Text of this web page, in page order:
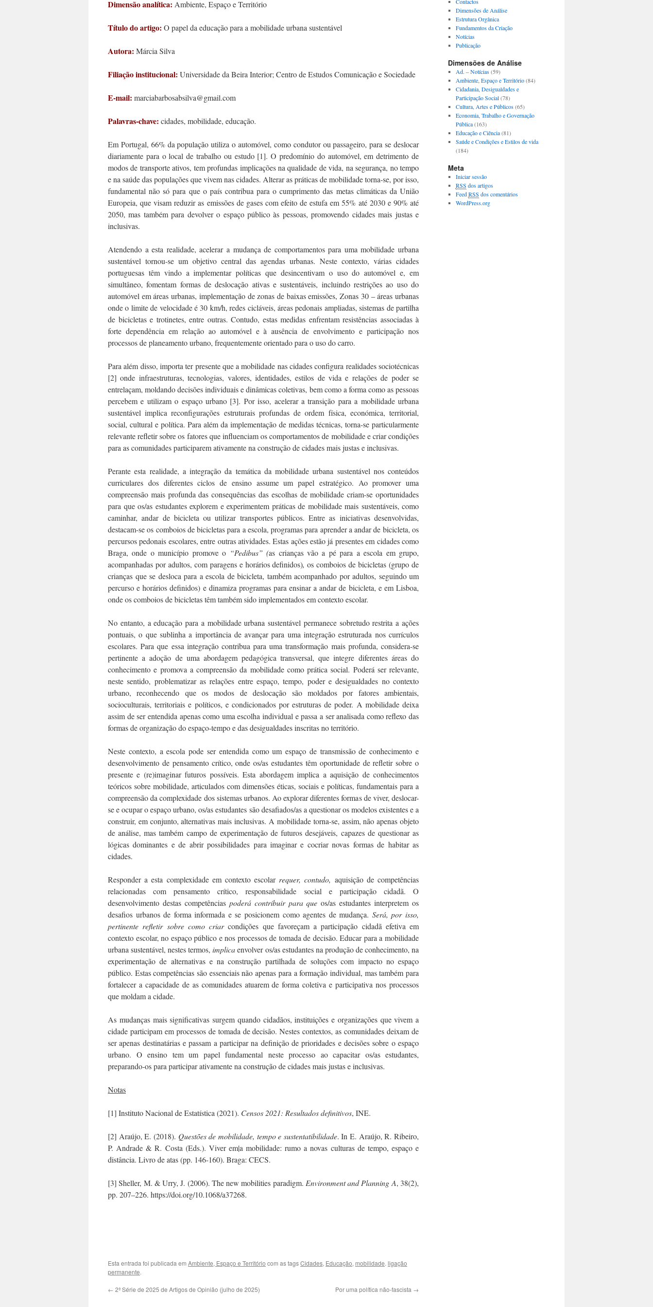
Dimensão analítica: Ambiente, Espaço e Território
Título do artigo: O papel da educação para a mobilidade urbana sustentável
Autora: Márcia Silva
Filiação institucional: Universidade da Beira Interior; Centro de Estudos Comunicação e Sociedade
E-mail: marciabarbosabsilva@gmail.com
Palavras-chave: cidades, mobilidade, educação.
Em Portugal, 66% da população utiliza o automóvel, como condutor ou passageiro, para se deslocar
diariamente para o local de trabalho ou estudo [1]. O predomínio do automóvel, em detrimento de
modos de transporte ativos, tem profundas implicações na qualidade de vida, na segurança, no tempo
e na saúde das populações que vivem nas cidades. Alterar as práticas de mobilidade torna-se, por isso,
fundamental não só para que o país contribua para o cumprimento das metas climáticas da União
Europeia, que visam reduzir as emissões de gases com efeito de estufa em 55% até 2030 e 90% até
2050, mas também para devolver o espaço público às pessoas, promovendo cidades mais justas e
inclusivas.
Atendendo a esta realidade, acelerar a mudança de comportamentos para uma mobilidade urbana
sustentável tornou-se um objetivo central das agendas urbanas. Neste contexto, várias cidades
portuguesas têm vindo a implementar políticas que desincentivam o uso do automóvel e, em
simultâneo, fomentam formas de deslocação ativas e sustentáveis, incluindo restrições ao uso do
automóvel em áreas urbanas, implementação de zonas de baixas emissões, Zonas 30 – áreas urbanas
onde o limite de velocidade é 30 km/h, redes cicláveis, áreas pedonais ampliadas, sistemas de partilha
de bicicletas e trotinetes, entre outras. Contudo, estas medidas enfrentam resistências associadas à
forte dependência em relação ao automóvel e à ausência de envolvimento e participação nos
processos de planeamento urbano, frequentemente orientado para o uso do carro.
Para além disso, importa ter presente que a mobilidade nas cidades configura realidades sociotécnicas
[2] onde infraestruturas, tecnologias, valores, identidades, estilos de vida e relações de poder se
entrelaçam, moldando decisões individuais e dinâmicas coletivas, bem como a forma como as pessoas
percebem e utilizam o espaço urbano [3]. Por isso, acelerar a transição para a mobilidade urbana
sustentável implica reconfigurações estruturais profundas de ordem física, económica, territorial,
social, cultural e política. Para além da implementação de medidas técnicas, torna-se particularmente
relevante refletir sobre os fatores que influenciam os comportamentos de mobilidade e criar condições
para as comunidades participarem ativamente na construção de cidades mais justas e inclusivas.
Perante esta realidade, a integração da temática da mobilidade urbana sustentável nos conteúdos
curriculares dos diferentes ciclos de ensino assume um papel estratégico. Ao promover uma
compreensão mais profunda das consequências das escolhas de mobilidade criam-se oportunidades
para que os/as estudantes explorem e experimentem práticas de mobilidade mais sustentáveis, como
caminhar, andar de bicicleta ou utilizar transportes públicos. Entre as iniciativas desenvolvidas,
destacam-se os comboios de bicicletas para a escola, programas para aprender a andar de bicicleta, os
percursos pedonais escolares, entre outras atividades. Estas ações estão já presentes em cidades como
Braga, onde o município promove o “Pedibus” (as crianças vão a pé para a escola em grupo,
acompanhadas por adultos, com paragens e horários definidos),os comboios de bicicletas (grupo de
crianças que se desloca para a escola de bicicleta, também acompanhado por adultos, seguindo um
percurso e horários definidos) e dinamiza programas para ensinar a andar de bicicleta, e em Lisboa,
onde os comboios de bicicletas têm também sido implementados em contexto escolar.
No entanto, a educação para a mobilidade urbana sustentável permanece sobretudo restrita a ações
pontuais, o que sublinha a importância de avançar para uma integração estruturada nos currículos
escolares. Para que essa integração contribua para uma transformação mais profunda, considera-se
pertinente a adoção de uma abordagem pedagógica transversal, que integre diferentes áreas do
conhecimento e promova a compreensão da mobilidade como prática social. Poderá ser relevante,
neste sentido, problematizar as relações entre espaço, tempo, poder e desigualdades no contexto
urbano, reconhecendo que os modos de deslocação são moldados por fatores ambientais,
socioculturais, territoriais e políticos, e condicionados por estruturas de poder. A mobilidade deixa
assim de ser entendida apenas como uma escolha individual e passa a ser analisada como reflexo das
formas de organização do espaço-tempo e das desigualdades inscritas no território.
Neste contexto, a escola pode ser entendida como um espaço de transmissão de conhecimento e
desenvolvimento de pensamento crítico, onde os/as estudantes têm oportunidade de refletir sobre o
presente e (re)imaginar futuros possíveis. Esta abordagem implica a aquisição de conhecimentos
teóricos sobre mobilidade, articulados com dimensões éticas, sociais e políticas, fundamentais para a
compreensão da complexidade dos sistemas urbanos. Ao explorar diferentes formas de viver, deslocar-
se e ocupar o espaço urbano, os/as estudantes são desafiados/as a questionar os modelos existentes e a
construir, em conjunto, alternativas mais inclusivas. A mobilidade torna-se, assim, não apenas objeto
de análise, mas também campo de experimentação de futuros desejáveis, capazes de questionar as
lógicas dominantes e de abrir possibilidades para imaginar e cocriar novas formas de habitar as
cidades.
Responder a esta complexidade em contexto escolar requer, contudo, aquisição de competências
relacionadas com pensamento crítico, responsabilidade social e participação cidadã. O
desenvolvimento destas competências poderá contribuir para que os/as estudantes interpretem os
desafios urbanos de forma informada e se posicionem como agentes de mudança. Será, por isso,
pertinente refletir sobre como criarcondições que favoreçam a participação cidadã efetiva em
contexto escolar, no espaço público e nos processos de tomada de decisão. Educar para a mobilidade
urbana sustentável, nestes termos,implicaenvolver os/as estudantes na produção de conhecimento, na
experimentação de alternativas e na construção partilhada de soluções com impacto no espaço
público. Estas competências são essenciais não apenas para a formação individual, mas também para
fortalecer a capacidade de as comunidades atuarem de forma coletiva e participativa nos processos
que moldam a cidade.
As mudanças mais significativas surgem quando cidadãos, instituições e organizações que vivem a
cidade participam em processos de tomada de decisão. Nestes contextos, as comunidades deixam de
ser apenas destinatárias e passam a participar na definição de prioridades e decisões sobre o espaço
urbano. O ensino tem um papel fundamental neste processo ao capacitar os/as estudantes,
preparando-os para participar ativamente na construção de cidades mais justas e inclusivas.
Notas
[1] Instituto Nacional de Estatística (2021). Censos 2021: Resultados definitivos, INE.
[2] Araújo, E. (2018). Questões de mobilidade, tempo e sustentatibilidade. In E. Araújo, R. Ribeiro,
P. Andrade & R. Costa (Eds.). Viver em|a mobilidade: rumo a novas culturas de tempo, espaço e
distância. Livro de atas (pp. 146-160). Braga: CECS.
[3] Sheller, M. & Urry, J. (2006). The new mobilities paradigm. Environment and Planning A, 38(2),
pp. 207–226. https://doi.org/10.1068/a37268.
Esta entrada foi publicada em Ambiente, Espaço e Território com as tagsCidades, Educação, mobilidade. ligação
permanente.
← 2ª Série de 2025 de Artigos de Opinião (julho de 2025) Por uma política não-fascista →
Dimensões de Análise
Estrutura Orgânica
Fundamentos da Criação
Notícias
Publicação
Dimensões de Análise
Ad. – Notícias(59)
Ambiente, Espaço e Território(84)
Cidadania, Desigualdades e
Participação Social(78)
Cultura, Artes e Públicos(65)
Economia, Trabalho e Governação
Pública(163)
Educação e Ciência(81)
Saúde e Condições e Estilos de vida
(184)
Meta
Iniciar sessão
RSS dos artigos
FeedRSS dos comentários
WordPress.org